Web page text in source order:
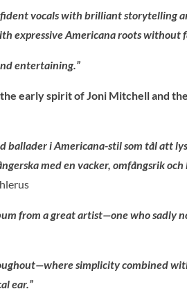
vocals with brilliant storytelling
expressive Americana roots without
entertaining.”
early spirit of Joni Mitchell and
ballader i Americana-stil som tål att
med en vacker, omfångsrik och
from a great artist—one who sadly
simplicity combined
ear.”